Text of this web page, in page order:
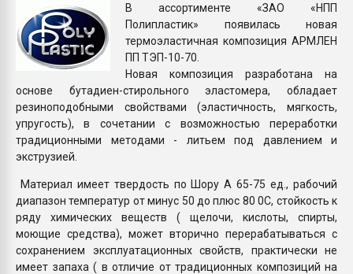
ПЕРЕЙТИ НА
В ассортименте «ЗАО «НПП
Полипластик» появилась новая
термоэластичная композиция АРМЛЕН
ПП ТЭП-10-70.
Новая композиция разработана на
основе бутадиен-стирольного эластомера, обладает
резиноподобными свойствами (эластичность, мягкость,
упругость), в сочетании с возможностью переработки
традиционными методами - литьем под давлением и
экструзией.
Материал имеет твердость по Шору А 65-75 ед., рабочий
диапазон температур от минус 50 до плюс 80 0С, стойкость к
ряду химических веществ ( щелочи, кислоты, спирты,
моющие средства), может вторично перерабатываться с
сохранением эксплуатационных свойств, практически не
имеет запаха ( в отличие от традиционных композиций на